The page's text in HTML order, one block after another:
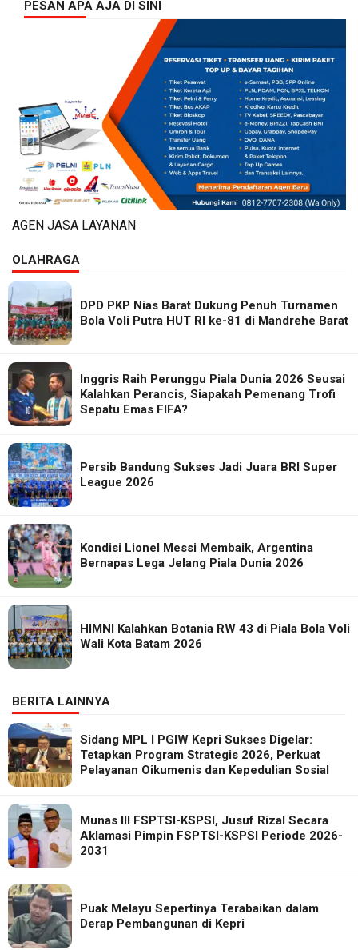
PESAN APA AJA DI SINI
AGEN JASA LAYANAN
OLAHRAGA
DPD PKP Nias Barat Dukung Penuh Turnamen
Bola Voli Putra HUT RI ke-81 di Mandrehe Barat
Inggris Raih Perunggu Piala Dunia 2026 Seusai
Kalahkan Perancis, Siapakah Pemenang Trofi
Sepatu Emas FIFA?
Persib Bandung Sukses Jadi Juara BRI Super
League 2026
Kondisi Lionel Messi Membaik, Argentina
Bernapas Lega Jelang Piala Dunia 2026
HIMNI Kalahkan Botania RW 43 di Piala Bola Voli
Wali Kota Batam 2026
BERITA LAINNYA
Sidang MPL I PGIW Kepri Sukses Digelar:
Tetapkan Program Strategis 2026, Perkuat
Pelayanan Oikumenis dan Kepedulian Sosial
Munas III FSPTSI-KSPSI, Jusuf Rizal Secara
Aklamasi Pimpin FSPTSI-KSPSI Periode 2026-
2031
Puak Melayu Sepertinya Terabaikan dalam
Derap Pembangunan di Kepri